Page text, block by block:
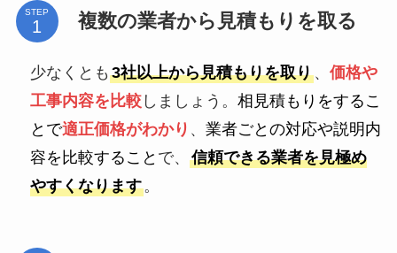
STEP 複数の業者から見積もりを取る
少なくとも 3社以上から見積もりを取り、 価格や
工事内容を比較しましょう。 相見積もりをするこ
とで適正価格がわかり 、 業者ごとの対応や説明内
容を比較すること で、 信頼できる業者を見極め
やすくなります。